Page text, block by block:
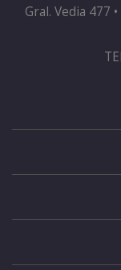
Gral. Vedia 477